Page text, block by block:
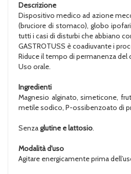
Descrizione
Dispositivo medico ad azione
(bruciore di stomaco), globo
tutti i casi di disturbi che abbiano
GASTROTUSS è coadiuvante i
Riduce il tempo di permanenza
Uso orale.
Ingredienti
Magnesio alginato, simeticone,
metile sodico, P-ossibenzoato di
Senzaglutine e lattosio.
Modalità d'uso
Agitare energicamente prima